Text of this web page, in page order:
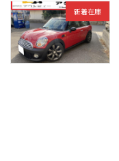
新着在庫